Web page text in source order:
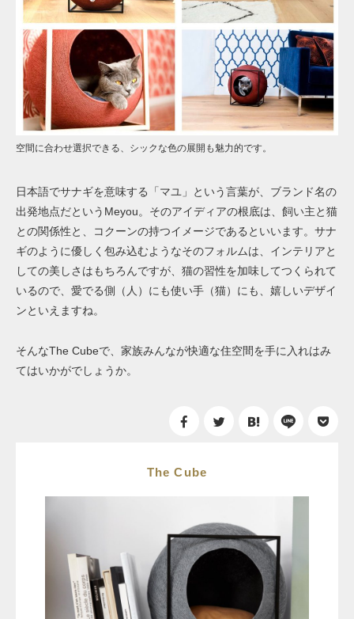
空間に合わせ選択できる、シックな色の展開も魅力的です。
日本語でサナギを意味する「マユ」という言葉が、ブランド名の
出発地点だというMeyou。そのアイディアの根底は、飼い主と猫
との関係性と、コクーンの持つイメージであるといいます。サナ
ギのように優しく包み込むようなそのフォルムは、インテリアと
しての美しさはもちろんですが、猫の習性を加味してつくられて
いるので、愛でる側（人）にも使い手（猫）にも、嬉しいデザイ
ンといえますね。
そんなThe Cubeで、家族みんなが快適な住空間を手に入れはみ
てはいかがでしょうか。
The Cube